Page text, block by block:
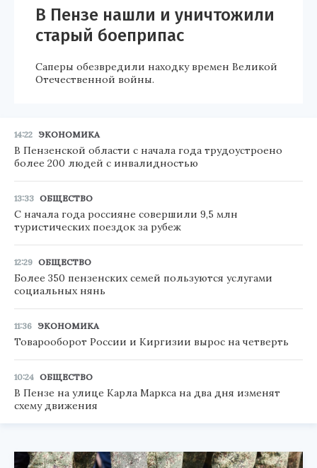
В Пензе нашли и уничтожили
старый боеприпас
Саперы обезвредили находку времен Великой
Отечественной войны.
14:22 ЭКОНОМИКА
В Пензенской области с начала года трудоустроено
более 200 людей с инвалидностью
13:33 ОБЩЕСТВО
С начала года россияне совершили 9,5 млн
туристических поездок за рубеж
12:29 ОБЩЕСТВО
Более 350 пензенских семей пользуются услугами
социальных нянь
11:36 ЭКОНОМИКА
Товарооборот России и Киргизии вырос на четверть
10:24 ОБЩЕСТВО
В Пензе на улице Карла Маркса на два дня изменят
схему движения